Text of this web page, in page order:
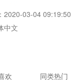
2020-03-04 09:19:50
中文
欢 同类热门